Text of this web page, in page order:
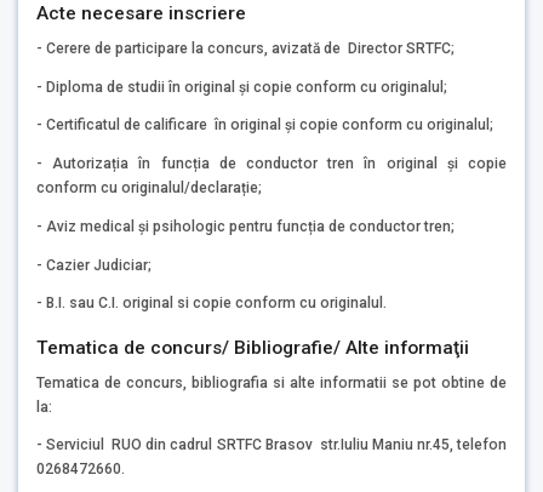
Acte necesare inscriere
- Cerere de participare la concurs, avizată de Director SRTFC;
- Diploma de studii în original şi copie conform cu originalul;
- Certificatul de calificare în original şi copie conform cu originalul;
- Autorizația în funcția de conductor tren în original şi copie
conform cu originalul/declarație;
- Aviz medical și psihologic pentru funcția de conductor tren;
- Cazier Judiciar;
- B.I. sau C.I. original si copie conform cu originalul.
Tematica de concurs/ Bibliografie/ Alte informaţii
Tematica de concurs, bibliografia si alte informatii se pot obtine de
la:
- Serviciul RUO din cadrul SRTFC Brasov str.Iuliu Maniu nr.45, telefon
0268472660.